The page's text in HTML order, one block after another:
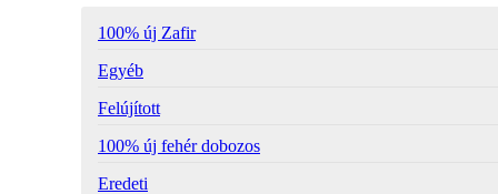
100% új Zafir
Egyéb
Felújított
100% új fehér dobozos
Eredeti